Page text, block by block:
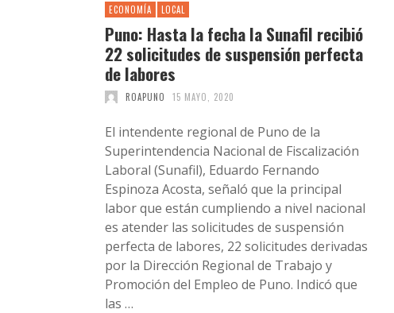
ECONOMÍA LOCAL
Puno: Hasta la fecha la Sunafil recibió
22 solicitudes de suspensión perfecta
de labores
ROAPUNO 15 MAYO, 2020
El intendente regional de Puno de la
Superintendencia Nacional de Fiscalización
Laboral (Sunafil), Eduardo Fernando
Espinoza Acosta, señaló que la principal
labor que están cumpliendo a nivel nacional
es atender las solicitudes de suspensión
perfecta de labores, 22 solicitudes derivadas
por la Dirección Regional de Trabajo y
Promoción del Empleo de Puno. Indicó que
las …